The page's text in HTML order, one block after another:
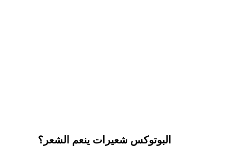
البوتوكس شعيرات ينعم الشعر؟